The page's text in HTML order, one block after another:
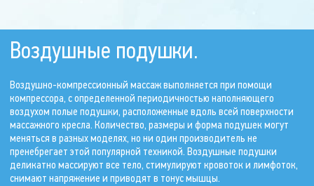
Воздушные подушки.
Воздушно-компрессионный массаж выполняется при помощи
компрессора, с определенной периодичностью наполняющего
воздухом полые подушки, расположенные вдоль всей поверхности
массажного кресла. Количество, размеры и форма подушек могут
меняться в разных моделях, но ни один производитель не
пренебрегает этой популярной техникой. Воздушные подушки
деликатно массируют все тело, стимулируют кровоток и лимфоток,
снимают напряжение и приводят в тонус мышцы.